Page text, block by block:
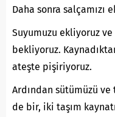
Daha sonra salçamızı
Suyumuzu ekliyoruz ve
bekliyoruz.
ateşte pişiriyoruz.
Ardından sütümüzü
de bir, iki taşım